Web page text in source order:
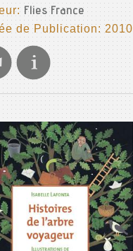
Flies France
de Publication: 2010